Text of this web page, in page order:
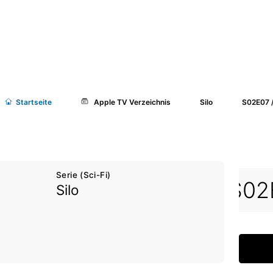
Startseite Apple TV Verzeichnis Silo S02E07
Serie (Sci-Fi)
Silo
S02E04